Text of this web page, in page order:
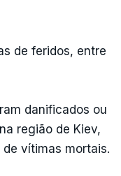
de feridos, entre
danificados ou
região de Kiev,
vítimas mortais.